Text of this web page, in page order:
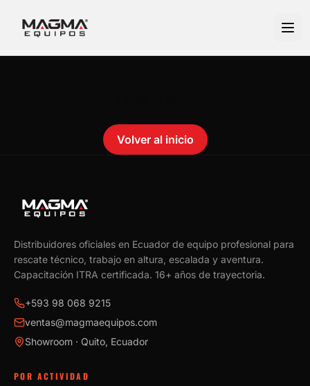
Volver al inicio
Distribuidores oficiales en Ecuador de equipo profesional para
rescate técnico, trabajo en altura, escalada y aventura.
Capacitación ITRA certificada. 16+ años de trayectoria.
+593 98 068 9215
ventas@magmaequipos.com
Showroom · Quito, Ecuador
POR ACTIVIDAD